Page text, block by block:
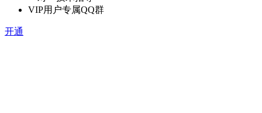
VIP用户专属QQ群
开通